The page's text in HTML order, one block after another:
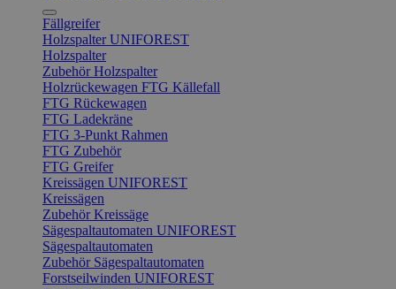
Fällgreifer
Holzspalter UNIFOREST
Holzspalter
Zubehör Holzspalter
Holzrückewagen FTG Källefall
FTG Rückewagen
FTG Ladekräne
FTG 3-Punkt Rahmen
FTG Zubehör
FTG Greifer
Kreissägen UNIFOREST
Kreissägen
Zubehör Kreissäge
Sägespaltautomaten UNIFOREST
Sägespaltautomaten
Zubehör Sägespaltautomaten
Forstseilwinden UNIFOREST